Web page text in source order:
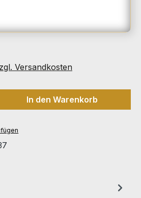
Versandkosten
Gib den
In den Warenkorb